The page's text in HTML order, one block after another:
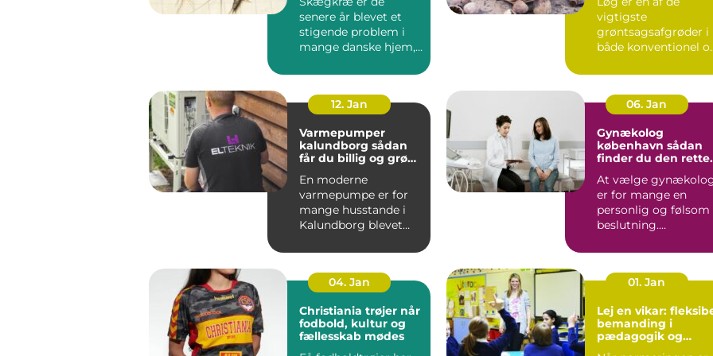
senere år blevet et
stigende problem i
mange danske hjem,
undtagels...
vigtigste
grøntsagsafgrøder i
både konventionel
Når en avle...
12. Jan
Varmepumper
kalundborg sådan
får du billig og grøn
En moderne
varmepumpe er for
mange husstande i
Kalundborg blevet
varmeregning...
06. Jan
Gynækolog
københavn sådan
finder du den rette
At vælge
er for mange en
personlig og følsom
beslutning.
behandlinger for...
04. Jan
Christiania trøjer når
fodbold, kultur og
fællesskab mødes
01. Jan
Lej en vikar:
bemanding i
pædagogik og